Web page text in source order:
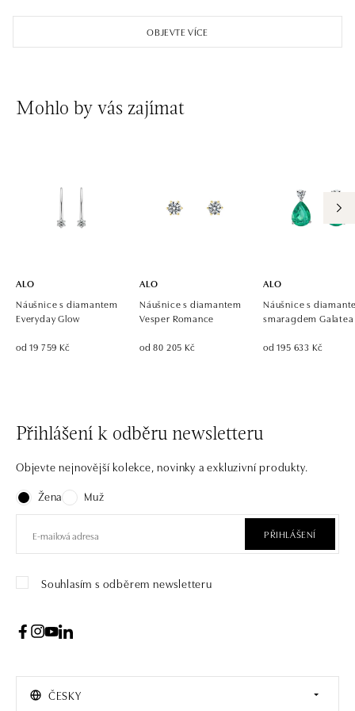
Einsteinova 18, 851 01 Bratislava
ALO diamonds OC Avion, Bratislava
Ivanská cesta 16, 821 04 Bratislava
ALO diamonds OC Eurovea, Bratislava
Pribinova 8, 811 09 Bratislava
tel.: +421 917 090 700, +421 918 777 670
OBJEVTE VÍCE
Mohlo by vás zajímat
ALO
Náušnice s diamantem
Everyday Glow
od 19 759 Kč
ALO
Náušnice s diamantem
Vesper Romance
od 80 205 Kč
ALO
Náušnice s
smaragdem Galatea
od 195 633 Kč
Přihlášení k odběru newsletteru
Objevte nejnovější kolekce, novinky a exkluzivní produkty.
Žena
Muž
PŘIHLÁŠENÍ
Souhlasím s odběrem newsletteru
ČESKY